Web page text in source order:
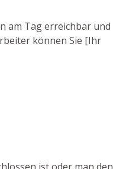
am Tag erreichbar und
können Sie [Ihr